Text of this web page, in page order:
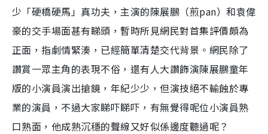
少「硬橋硬馬」真功夫，主演的陳展鵬（煎pan）和袁偉
豪的交手場面甚有睇頭，暫時所見網民對首集評價頗為
正面，指劇情緊湊，已經簡單清楚交代背景。網民除了
讚賞一眾主角的表現不俗，還有人大讚飾演陳展鵬童年
版的小演員演出搶鏡，年紀少少，但演技絕不輸蝕於專
業的演員，不過大家睇吓睇吓，有無覺得呢位小演員熟
口熟面，他成熟沉穩的聲線又好似係邊度聽過呢？